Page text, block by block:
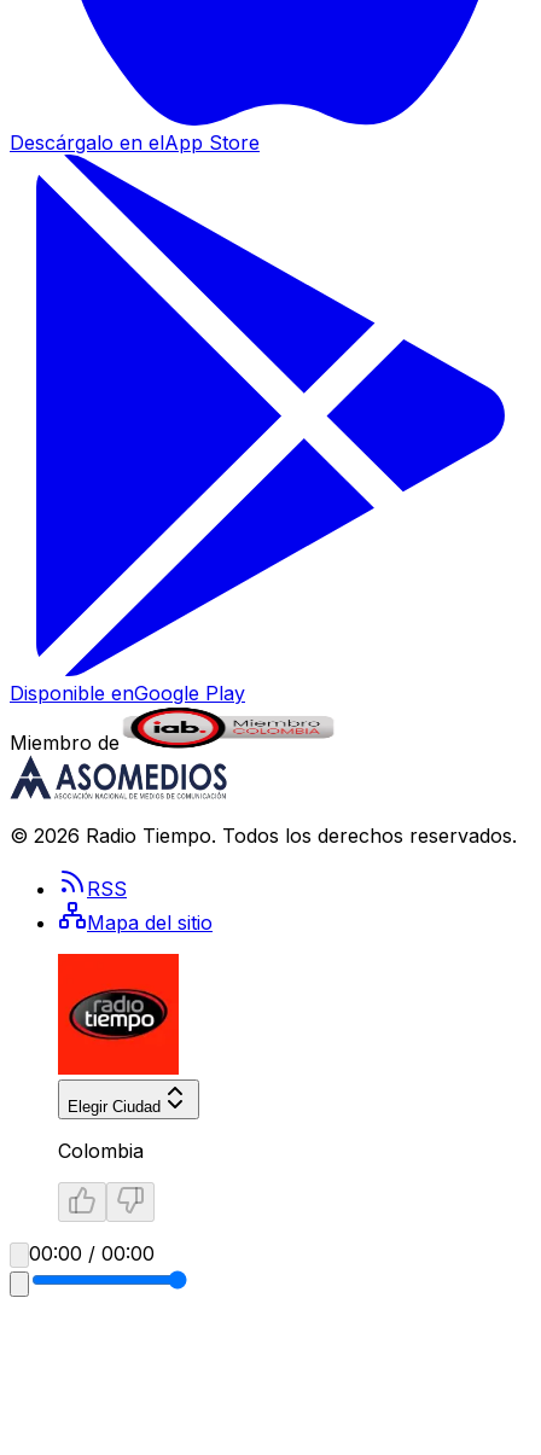
Descárgalo en elApp Store
Disponible enGoogle Play
Miembro de
© 2026 Radio Tiempo. Todos los derechos reservados.
RSS
Mapa del sitio
Elegir Ciudad
Colombia
00:00 / 00:00